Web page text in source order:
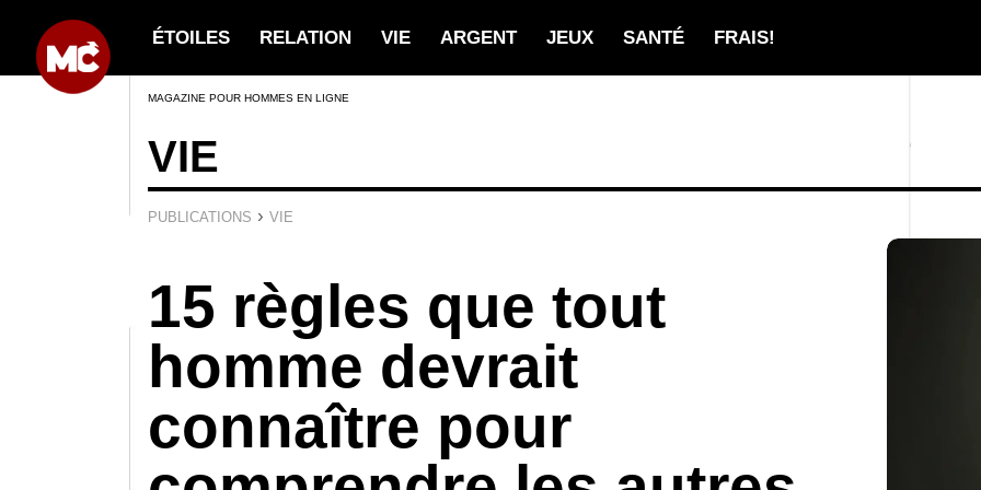
ÉTOILES RELATION VIE ARGENT JEUX SANTÉ FRAIS!
MAGAZINE POUR HOMMES EN LIGNE
VIE
PUBLICATIONS › VIE
15 règles que tout
homme devrait
connaître pour